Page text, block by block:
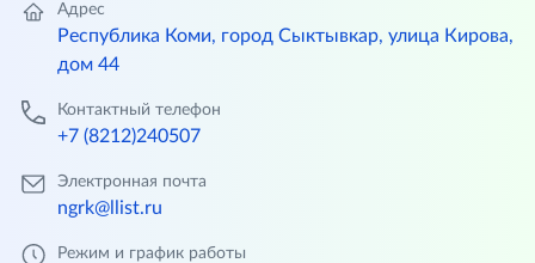
Адрес
Республика Коми, город Сыктывкар, улица Кирова,
дом 44
Контактный телефон
+7 (8212)240507
Электронная почта
ngrk@llist.ru
Режим и график работы